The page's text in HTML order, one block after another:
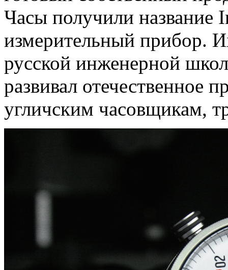
Часы получили название
измерительный прибор.
русской инженерной
развивал отечественное
угличским часовщикам,